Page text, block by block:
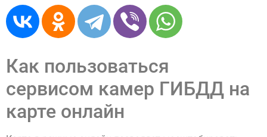
Как пользоваться
сервисом камер ГИБДД на
карте онлайн